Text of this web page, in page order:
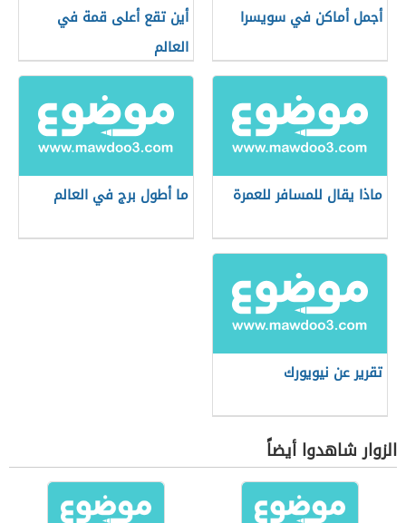
أجمل أماكن في سويسرا
أين تقع أعلى قمة في
العالم
ماذا يقال للمسافر للعمرة ما أطول برج في العالم
تقرير عن نيويورك
الزوار شاهدوا أيضاً